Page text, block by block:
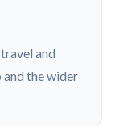
and
the wider